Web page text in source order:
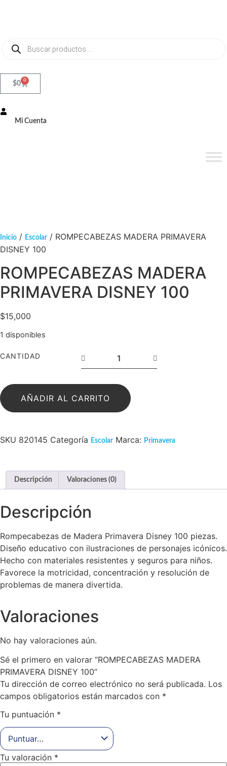
$0 0
Mi Cuenta
Inicio / Escolar / ROMPECABEZAS MADERA PRIMAVERA
DISNEY 100
ROMPECABEZAS MADERA
PRIMAVERA DISNEY 100
$15,000
1 disponibles
CANTIDAD
AÑADIR AL CARRITO
SKU 820145 Categoría Escolar Marca: Primavera
Descripción Valoraciones (0)
Descripción
Rompecabezas de Madera Primavera Disney 100 piezas.
Diseño educativo con ilustraciones de personajes icónicos.
Hecho con materiales resistentes y seguros para niños.
Favorece la motricidad, concentración y resolución de
problemas de manera divertida.
Valoraciones
No hay valoraciones aún.
Sé el primero en valorar “ROMPECABEZAS MADERA
PRIMAVERA DISNEY 100”
Tu dirección de correo electrónico no será publicada. Los
campos obligatorios están marcados con *
Tu puntuación *
Tu valoración *